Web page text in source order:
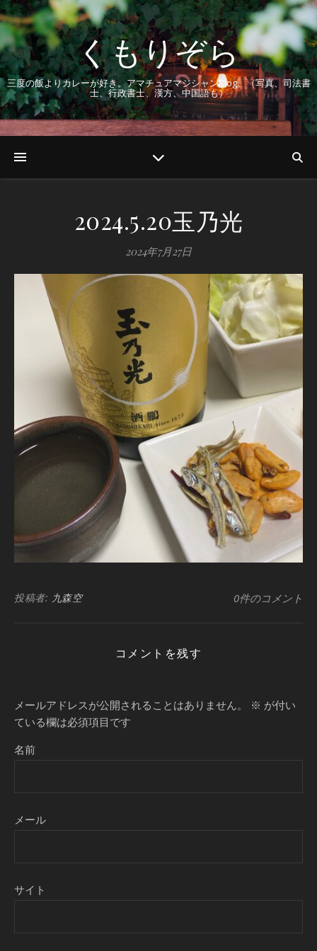
くもりぞら
三度の飯よりカレーが好き。アマチュアマジシャンBlog。（写真、司法書
士、行政書士、漢方、中国語も）
2024.5.20玉乃光
2024年7月27日
投稿者: 九森空 0件のコメント
コメントを残す
メールアドレスが公開されることはありません。 ※ が付い
ている欄は必須項目です
名前
メール
サイト